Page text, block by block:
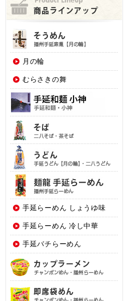
月の輪
むらさきの舞
手延らーめん しょうゆ味
手延らーめん 冷し中華
手延バチらーめん